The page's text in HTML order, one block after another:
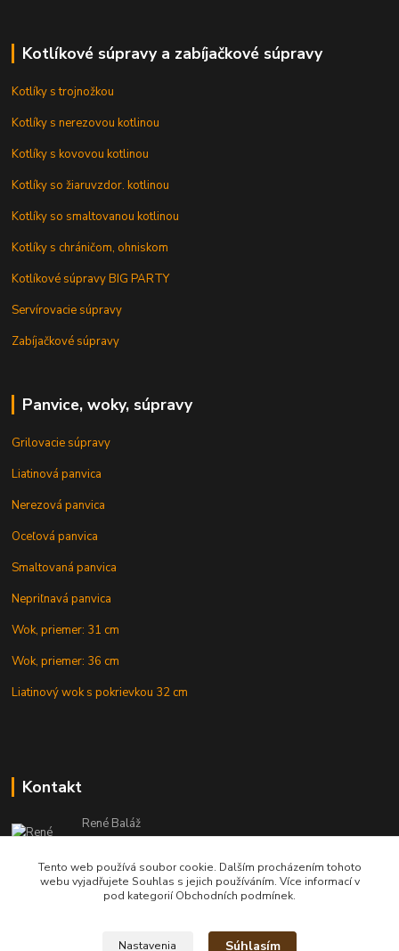
Kotlíkové súpravy a zabíjačkové súpravy
Kotlíky s trojnožkou
Kotlíky s nerezovou kotlinou
Kotlíky s kovovou kotlinou
Kotlíky so žiaruvzdor. kotlinou
Kotlíky so smaltovanou kotlinou
Kotlíky s chráničom, ohniskom
Kotlíkové súpravy BIG PARTY
Servírovacie súpravy
Zabíjačkové súpravy
Panvice, woky, súpravy
Grilovacie súpravy
Liatinová panvica
Nerezová panvica
Oceľová panvica
Smaltovaná panvica
Nepriľnavá panvica
Wok, priemer: 31 cm
Wok, priemer: 36 cm
Liatinový wok s pokrievkou 32 cm
Kontakt
René Baláž
Eshop: +421 902 212 007
od 8:00 - do 16:00 hod
info@kotlikyshop.sk
Tento web používá soubor cookie. Dalším procházením tohoto
webu vyjadřujete Souhlas s jejich používáním. Více informací v
pod kategorií Obchodních podmínek.
Nastavenia Súhlasím